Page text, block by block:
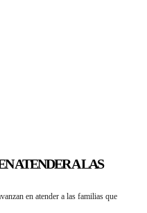
ATENDER A LAS
en atender a las familias que